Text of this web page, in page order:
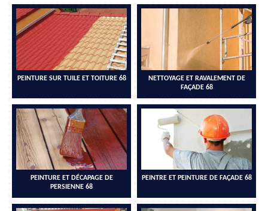
PEINTURE SUR TUILE ET TOITURE 68
NETTOYAGE ET RAVALEMENT DE
FAÇADE 68
PEINTURE ET DÉCAPAGE DE
PERSIENNE 68
PEINTRE ET PEINTURE DE FAÇADE 68